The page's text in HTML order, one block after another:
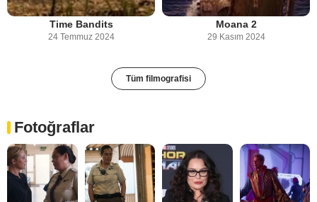
Time Bandits
24 Temmuz 2024
Moana 2
29 Kasım 2024
Tüm filmografisi
Fotoğraflar